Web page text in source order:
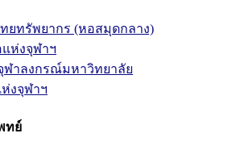
ยทรัพยากร (หอสมุดกลาง)
ห่งจุฬาฯ
าลงกรณ์มหาวิทยาลัย
งจุฬาฯ
ทย์